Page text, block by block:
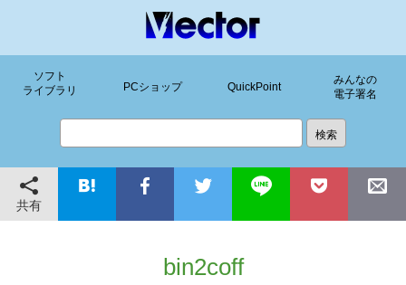
ソフト
ライブラリ
PCショップ QuickPoint
みんなの
電子署名
共有
bin2coff